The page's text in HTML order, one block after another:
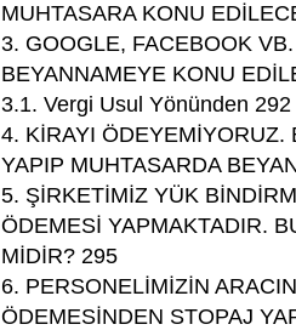
MUHTASARA KONU
3. GOOGLE, FACEBOOK
BEYANNAMEYE KONU
3.1. Vergi Usul Yönünden 292
4. KİRAYI ÖDEYEMİYORUZ.
YAPIP MUHTASARDA
5. ŞİRKETİMİZ YÜK
ÖDEMESİ YAPMAKTADIR.
MİDİR? 295
6. PERSONELİMİZİN
ÖDEMESİNDEN STOPAJ